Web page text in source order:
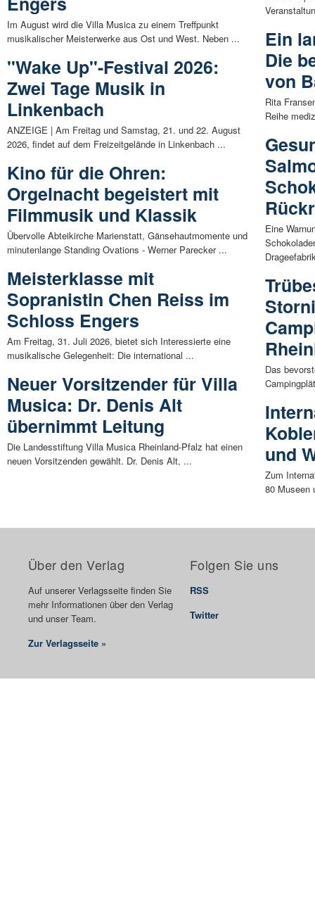
Im August wird die Villa Musica zu einem Treffpunkt
musikalischer Meisterwerke aus Ost und West. Neben ...
"Wake Up"-Festival 2026:
Zwei Tage Musik in
Linkenbach
ANZEIGE | Am Freitag und Samstag, 21. und 22. August
2026, findet auf dem Freizeitgelände in Linkenbach ...
Kino für die Ohren:
Orgelnacht begeistert mit
Filmmusik und Klassik
Übervolle Abteikirche Marienstatt, Gänsehautmomente und
minutenlange Standing Ovations - Werner Parecker ...
Meisterklasse mit
Sopranistin Chen Reiss im
Schloss Engers
Am Freitag, 31. Juli 2026, bietet sich Interessierte eine
musikalische Gelegenheit: Die international ...
Neuer Vorsitzender für Villa
Musica: Dr. Denis Alt
übernimmt Leitung
Die Landesstiftung Villa Musica Rheinland-Pfalz hat einen
neuen Vorsitzenden gewählt. Dr. Denis Alt, ...
Ein
Die
von
Rita
Reihe
Eine
Das
und
Zum
80 Museen
Über den Verlag
Auf unserer Verlagsseite finden Sie
mehr Informationen über den Verlag
und unser Team.
Zur Verlagsseite »
Folgen Sie uns
RSS
Twitter